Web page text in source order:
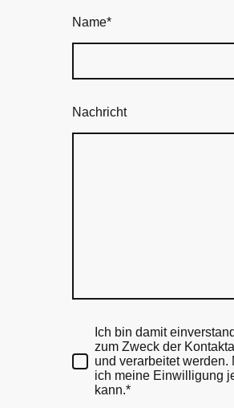
Name*
Nachricht
Ich bin damit
zum Zweck der
und verarbeitet werden.
ich meine Einwilligung
kann.*